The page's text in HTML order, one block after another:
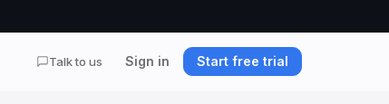
Talk to us Sign in Start free trial